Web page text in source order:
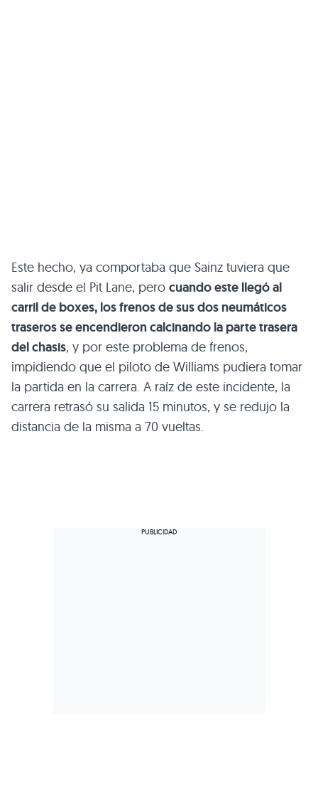
Este hecho, ya comportaba que Sainz tuviera que
salir desde el Pit Lane, pero cuando este llegó al
carril de boxes, los frenos de sus dos neumáticos
traseros se encendieron calcinando la parte trasera
del chasis, y por este problema de frenos,
impidiendo que el piloto de Williams pudiera tomar
la partida en la carrera. A raíz de este incidente, la
carrera retrasó su salida 15 minutos, y se redujo la
distancia de la misma a 70 vueltas.